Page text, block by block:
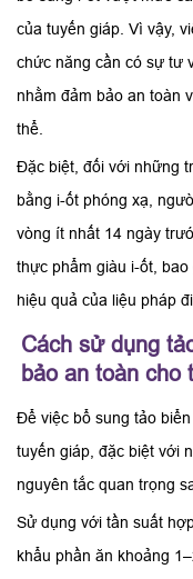
của tuyến giáp. Vì vậy,
chức năng cần có sự tư
nhằm đảm bảo an toàn
thể.
Đặc biệt, đối với những
bằng i-ốt phóng xạ,
vòng ít nhất 14 ngày
thực phẩm giàu i-ốt,
hiệu quả của liệu pháp
Cách sử dụng
bảo an toàn cho
Để việc bổ sung tảo
tuyến giáp, đặc biệt với
nguyên tắc quan trọng
Sử dụng với tần suất
khẩu phần ăn khoảng